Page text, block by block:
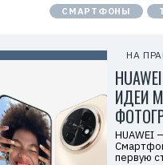
СМАРТФОНЫ
НА
ИДЕИ
HUAWEI
первую